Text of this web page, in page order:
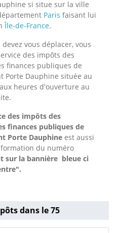
si situe sur la ville
Paris faisant lui
Île-de-France.
vous déplacer, vous
des impôts des
finances publiques de
Porte Dauphine située au
heures d'ouverture au
des impôts des
finances publiques de
Porte Dauphine est aussi
du numéro
sur la bannière bleue ci
dans le 75